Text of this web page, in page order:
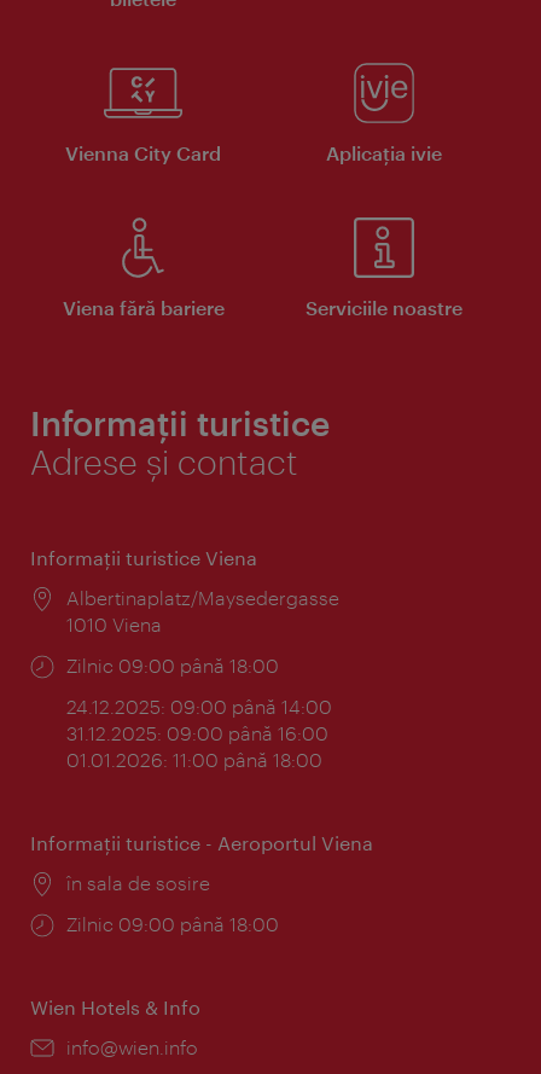
Vienna City Card Aplicaţia ivie
Viena fără bariere Serviciile noastre
Informații turistice
Adrese și contact
Informaţii turistice Viena
Locul:
Albertinaplatz/Maysedergasse
1010 Viena
Program:
Zilnic 09:00 până 18:00
24.12.2025: 09:00 până 14:00
31.12.2025: 09:00 până 16:00
01.01.2026: 11:00 până 18:00
Informaţii turistice - Aeroportul Viena
Locul:
în sala de sosire
Program:
Zilnic 09:00 până 18:00
Wien Hotels & Info
E-
info@wien.info